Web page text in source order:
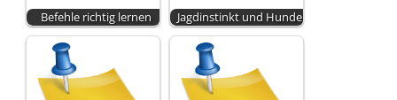
Befehle richtig lernen Jagdinstinkt und Hunde